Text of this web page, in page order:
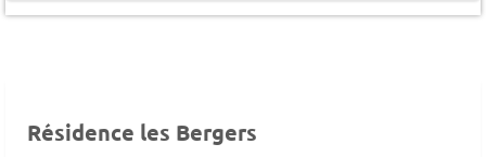
Résidence les Bergers